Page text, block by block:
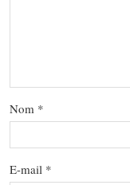
Nom *
E-mail *